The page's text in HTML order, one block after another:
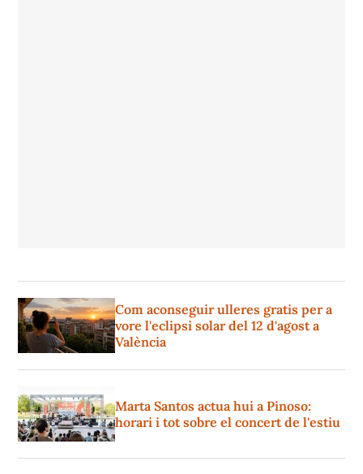
Com aconseguir ulleres gratis per a
vore l'eclipsi solar del 12 d'agost a
València
Marta Santos actua hui a Pinoso:
horari i tot sobre el concert de l'estiu